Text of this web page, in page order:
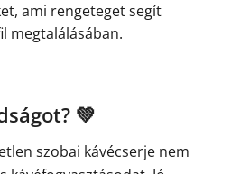
ami rengeteget segít
megtalálásában.
💚
szobai kávécserje nem